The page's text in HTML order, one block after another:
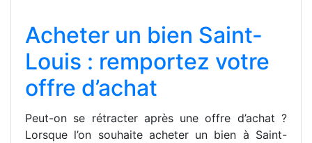
Acheter un bien Saint-
Louis : remportez votre
offre d’achat
Peut-on se rétracter après une offre d’achat ?
Lorsque l’on souhaite acheter un bien à Saint-